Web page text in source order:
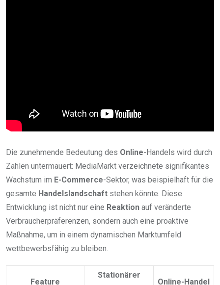
Die zunehmende Bedeutung des Online-Handels wird durch
Zahlen untermauert: MediaMarkt verzeichnete signifikantes
Wachstum im E-Commerce-Sektor, was beispielhaft für die
gesamte Handelslandschaft stehen könnte. Diese
Entwicklung ist nicht nur eine Reaktion auf veränderte
Verbraucherpräferenzen, sondern auch eine proaktive
Maßnahme, um in einem dynamischen Marktumfeld
wettbewerbsfähig zu bleiben.
Feature
Stationärer
Online-Handel